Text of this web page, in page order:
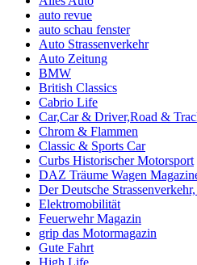
auto revue
auto schau fenster
Auto Strassenverkehr
Auto Zeitung
BMW
British Classics
Cabrio Life
Car,Car & Driver,Road &
Chrom & Flammen
Classic & Sports Car
Curbs Historischer Motorsport
DAZ Träume Wagen
Der Deutsche
Elektromobilität
Feuerwehr Magazin
grip das Motormagazin
Gute Fahrt
High Life